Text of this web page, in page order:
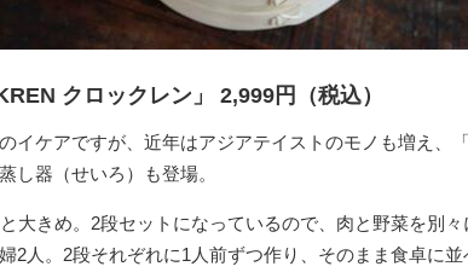
クロックレン」 2,999円（税込）
イケアですが、近年はアジアテイストのモノも増え、「
し器（せいろ）も登場。
大きめ。2段セットになっているので、肉と野菜を別々
2人。2段それぞれに1人前ずつ作り、そのまま食卓に並